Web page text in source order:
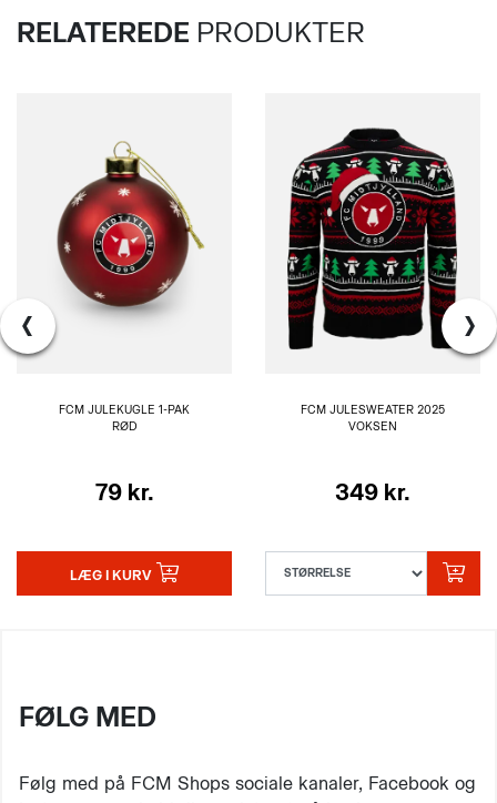
RELATEREDE PRODUKTER
FCM JULEKUGLE 1-PAK
RØD
79 kr.
LÆG I KURV
FCM JULESWEATER 2025
VOKSEN
349 kr.
‹ ›
FØLG MED
Følg med på FCM Shops sociale kanaler, Facebook og